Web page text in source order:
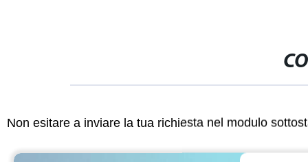
Non esitare a inviare la tua richiesta nel modulo